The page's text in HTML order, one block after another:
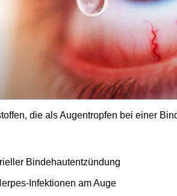
die als Augentropfen bei einer
Bindehautentzündung
Infektionen am Auge